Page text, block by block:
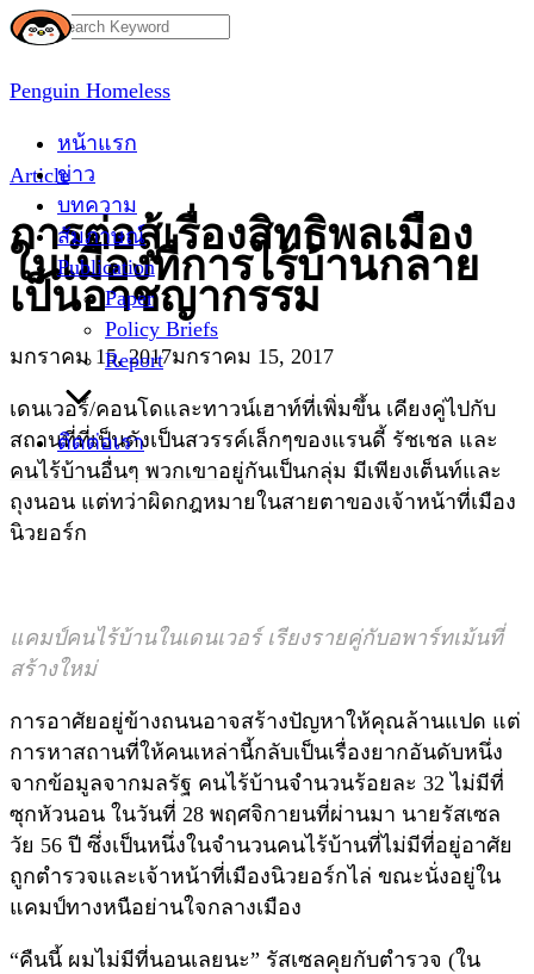
Skip
content
Penguin Homeless
หน้าแรก
ข่าว
บทความ
สัมภาษณ์
Publication
Paper
Policy Briefs
Report
ติดต่อเรา
Search
Article
การต่อสู้เรื่องสิทธิพลเมือง
ในเมืองที่การไร้บ้านกลาย
เป็นอาชญากรรม
มกราคม 15, 2017มกราคม 15, 2017
เดนเวอร์/คอนโดและทาวน์เฮาท์ที่เพิ่มขึ้น เคียงคู่ไปกับ
สถานที่ที่เป็นดังเป็นสวรรค์เล็กๆของแรนดี้ รัชเชล และ
คนไร้บ้านอื่นๆ พวกเขาอยู่กันเป็นกลุ่ม มีเพียงเต็นท์และ
ถุงนอน แต่ทว่าผิดกฎหมายในสายตาของเจ้าหน้าที่เมือง
นิวยอร์ก
แคมป์คนไร้บ้านในเดนเวอร์ เรียงรายคู่กับอพาร์ทเม้นที่
สร้างใหม่
การอาศัยอยู่ข้างถนนอาจสร้างปัญหาให้คุณล้านแปด แต่
การหาสถานที่ให้คนเหล่านี้กลับเป็นเรื่องยากอันดับหนึ่ง
จากข้อมูลจากมลรัฐ คนไร้บ้านจำนวนร้อยละ 32 ไม่มีที่
ซุกหัวนอน ในวันที่ 28 พฤศจิกายนที่ผ่านมา นายรัสเซล
วัย 56 ปี ซึ่งเป็นหนึ่งในจำนวนคนไร้บ้านที่ไม่มีที่อยู่อาศัย
ถูกตำรวจและเจ้าหน้าที่เมืองนิวยอร์กไล่ ขณะนั่งอยู่ใน
แคมป์ทางหนือย่านใจกลางเมือง
“คืนนี้ ผมไม่มีที่นอนเลยนะ” รัสเซลคุยกับตำรวจ (ใน